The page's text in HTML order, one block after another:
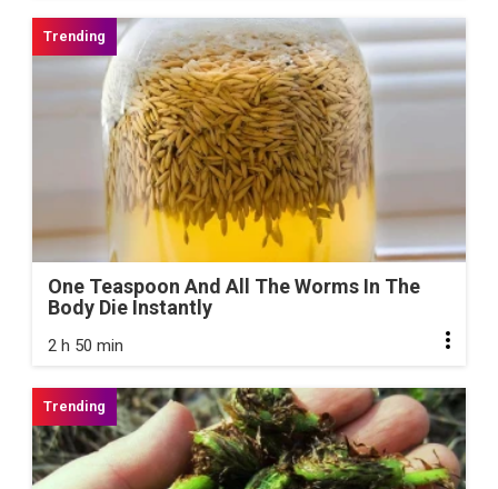
One Teaspoon And All The Worms In The
Body Die Instantly
2 h 50 min